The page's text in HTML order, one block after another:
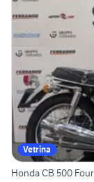
Vetrina
Honda CB 500 Four